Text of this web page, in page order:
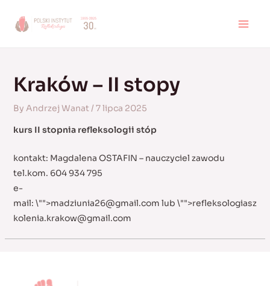
Kraków – II stopy
By Andrzej Wanat/7 lipca 2025
kurs II stopnia refleksologii stóp
kontakt: Magdalena OSTAFIN – nauczyciel zawodu
tel.kom. 604 934 795
e-
mail: \"">madziunia26@gmail.com lub \"">refleksologiasz
kolenia.krakow@gmail.com